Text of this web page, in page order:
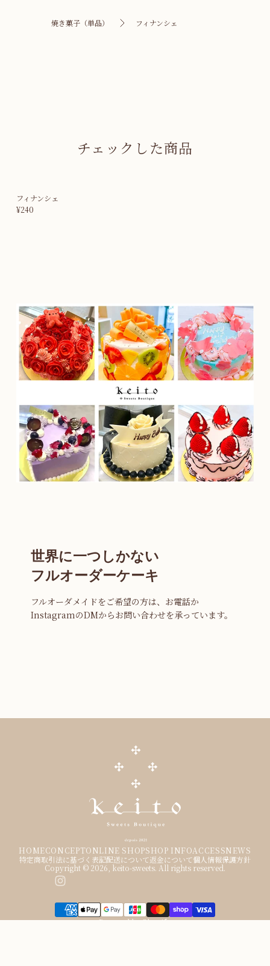
焼き菓子（単品） フィナンシェ
チェックした商品
フィナンシェ
¥240
世界に一つしかない
フルオーダーケーキ
フルオーダメイドをご希望の方は、お電話か
InstagramのDMからお問い合わせを承っています。
HOMECONCEPTONLINE SHOPSHOP INFOACCESSNEWS
特定商取引法に基づく表記配送について返金について個人情報保護方針
Copyright © 2026, keito-sweets. All rights reserved.
Powered by Shopify